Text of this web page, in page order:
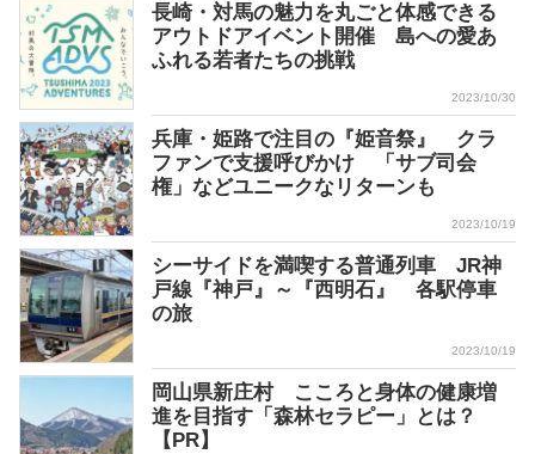
長崎・対馬の魅力を丸ごと体感できる
アウトドアイベント開催 島への愛あ
ふれる若者たちの挑戦
2023/10/30
兵庫・姫路で注目の『姫音祭』 クラ
ファンで支援呼びかけ 「サブ司会
権」などユニークなリターンも
2023/10/19
シーサイドを満喫する普通列車 JR神
戸線『神戸』～『西明石』 各駅停車
の旅
2023/10/19
岡山県新庄村 こころと身体の健康増
進を目指す「森林セラピー」とは？
【PR】